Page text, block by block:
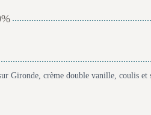
Gironde, crème double vanille, coulis et